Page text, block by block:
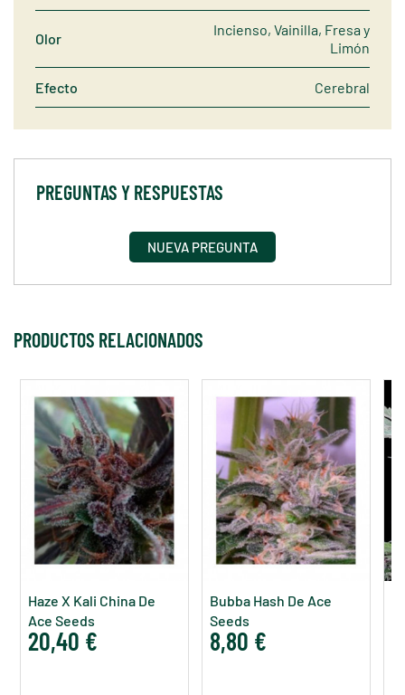
Olor
Incienso, Vainilla, Fresa y
Limón
Efecto Cerebral
PREGUNTAS Y RESPUESTAS
NUEVA PREGUNTA
PRODUCTOS RELACIONADOS
Haze X Kali China De
Ace Seeds
20,40 €
Bubba Hash De Ace
Seeds
8,80 €